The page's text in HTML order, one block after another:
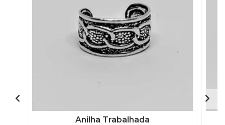
Anilha Trabalhada